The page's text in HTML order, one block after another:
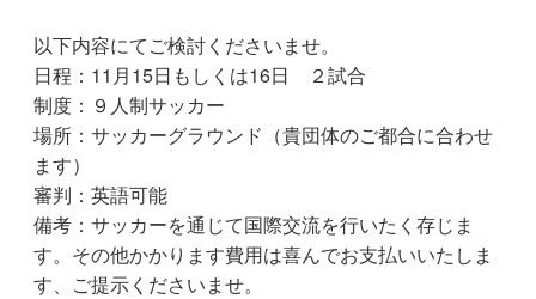
以下内容にてご検討くださいませ。
日程：11月15日もしくは16日 ２試合
制度：９人制サッカー
場所：サッカーグラウンド（貴団体のご都合に合わせ
ます）
審判：英語可能
備考：サッカーを通じて国際交流を行いたく存じま
す。その他かかります費用は喜んでお支払いいたしま
す、ご提示くださいませ。